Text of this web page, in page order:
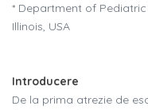
* Department of
Illinois, USA
Introducere
De la prima atrezie de